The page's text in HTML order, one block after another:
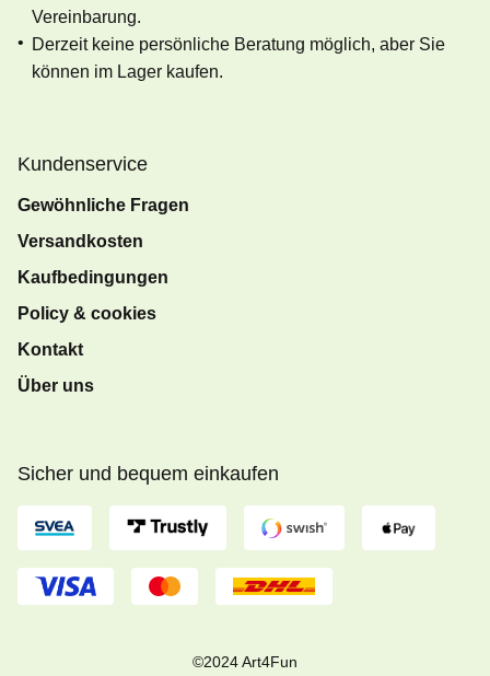
Vereinbarung.
Derzeit keine persönliche Beratung möglich, aber Sie
können im Lager kaufen.
Kundenservice
Gewöhnliche Fragen
Versandkosten
Kaufbedingungen
Policy & cookies
Kontakt
Über uns
Sicher und bequem einkaufen
©2024 Art4Fun